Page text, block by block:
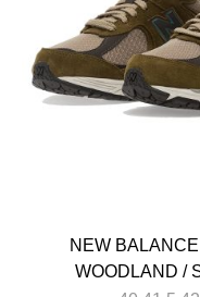
NEW
WOODLAND /